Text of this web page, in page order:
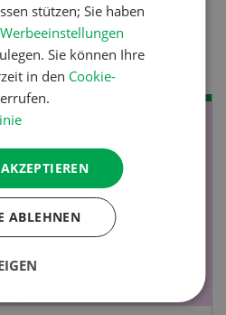
- Hitzestress
stützen; Sie haben
Werbeeinstellungen
Sie können Ihre
in den Cookie-
ABLEHNEN